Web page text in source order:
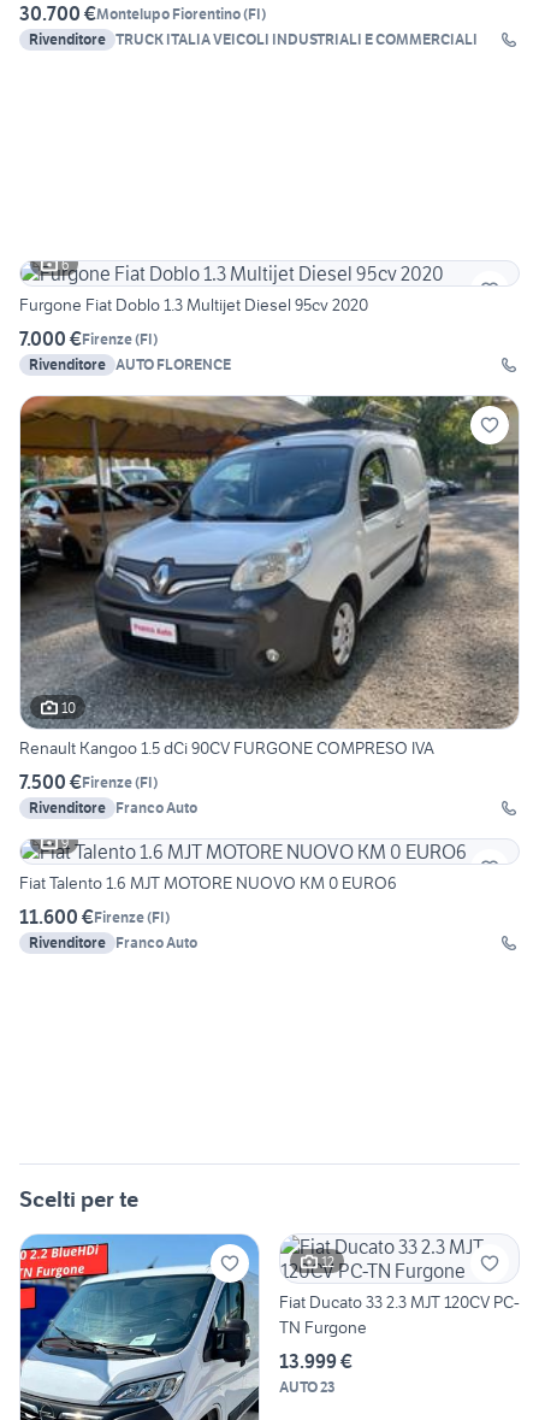
30.700 €Montelupo Fiorentino(FI)
Rivenditore TRUCK ITALIA VEICOLI INDUSTRIALI E COMMERCIALI
6
Furgone Fiat Doblo 1.3 Multijet Diesel 95cv 2020
7.000 €Firenze(FI)
Rivenditore AUTO FLORENCE
10
Renault Kangoo 1.5 dCi 90CV FURGONE COMPRESO IVA
7.500 €Firenze(FI)
Rivenditore Franco Auto
9
Fiat Talento 1.6 MJT MOTORE NUOVO KM 0 EURO6
11.600 €Firenze(FI)
Rivenditore Franco Auto
Scelti per te
12
Fiat Ducato 33 2.3 MJT 120CV PC-
TN Furgone
13.999 €
AUTO 23